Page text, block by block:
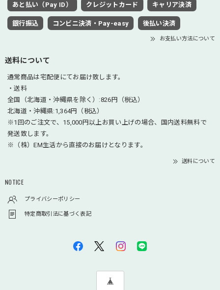
あと払い（Pay ID） クレジットカード キャリア決済
銀行振込 コンビニ決済・Pay-easy 後払い決済
お支払い方法について
送料について
通常商品は宅配便にてお届け致します。
・送料
全国（北海道・沖縄県を除く）:826円（税込）
北海道・沖縄県:1,364円（税込）
※1回のご注文で、15,000円以上お買い上げの場合、国内送料無料で
発送致します。
※（株）EM生活から直接のお届けとなります。
送料について
NOTICE
プライバシーポリシー
特定商取引法に基づく表記